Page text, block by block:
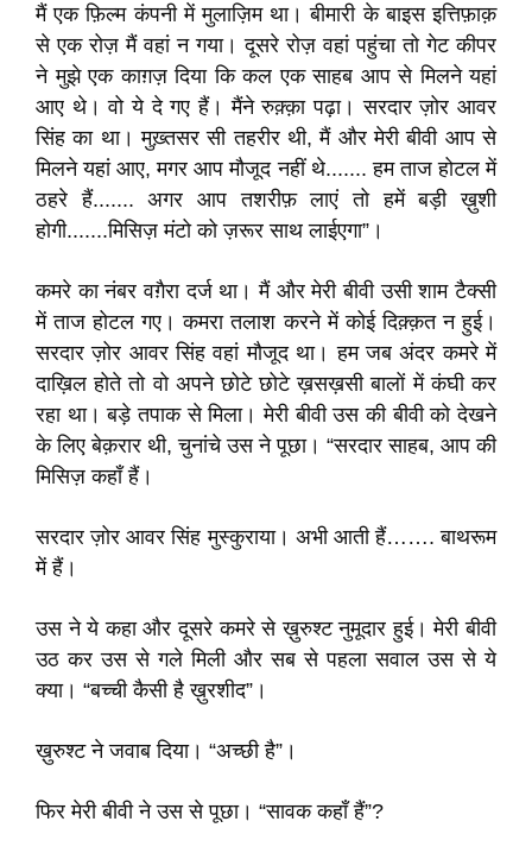
मैं एक फ़िल्म कंपनी में मुलाज़िम था। बीमारी के बाइस इत्तिफ़ाक़
से एक रोज़ मैं वहां न गया। दूसरे रोज़ वहां पहुंचा तो गेट कीपर
ने मुझे एक काग़ज़ दिया कि कल एक साहब आप से मिलने यहां
आए थे। वो ये दे गए हैं। मैंने रुक़्क़ा पढ़ा। सरदार ज़ोर आवर
सिंह का था। मुख़्तसर सी तहरीर थी, मैं और मेरी बीवी आप से
मिलने यहां आए, मगर आप मौजूद नहीं थे....... हम ताज होटल में
ठहरे हैं....... अगर आप तशरीफ़ लाएं तो हमें बड़ी ख़ुशी
होगी.......मिसिज़ मंटो को ज़रूर साथ लाईएगा”।
कमरे का नंबर वग़ैरा दर्ज था। मैं और मेरी बीवी उसी शाम टैक्सी
में ताज होटल गए। कमरा तलाश करने में कोई दिक़्क़त न हुई।
सरदार ज़ोर आवर सिंह वहां मौजूद था। हम जब अंदर कमरे में
दाख़िल होते तो वो अपने छोटे छोटे ख़सख़सी बालों में कंघी कर
रहा था। बड़े तपाक से मिला। मेरी बीवी उस की बीवी को देखने
के लिए बेक़रार थी, चुनांचे उस ने पूछा। “सरदार साहब, आप की
मिसिज़ कहाँ हैं।
सरदार ज़ोर आवर सिंह मुस्कुराया। अभी आती हैं……. बाथरूम
में हैं।
उस ने ये कहा और दूसरे कमरे से ख़ुरुश्ट नुमूदार हुई। मेरी बीवी
उठ कर उस से गले मिली और सब से पहला सवाल उस से ये
क्या। “बच्ची कैसी है ख़ुरशीद”।
ख़ुरुश्ट ने जवाब दिया। “अच्छी है”।
फिर मेरी बीवी ने उस से पूछा। “सावक कहाँ हैं”?